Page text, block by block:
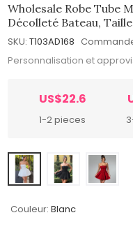
Wholesale Robe Tube
Décolleté Bateau,
SKU: T103AD168
Personnalisation et
US$22.6
1-2 pieces
Couleur: Blanc